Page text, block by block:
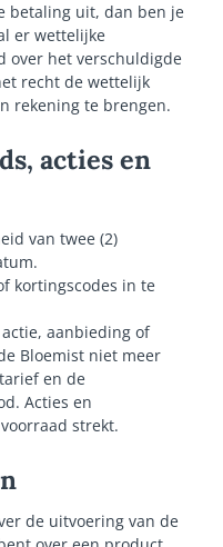
betaling uit, dan ben je
er wettelijke
over het verschuldigde
recht de wettelijk
rekening te brengen.
acties en
van twee (2)
kortingscodes in te
aanbieding of
Bloemist niet meer
en de
Acties en
strekt.
de uitvoering van de